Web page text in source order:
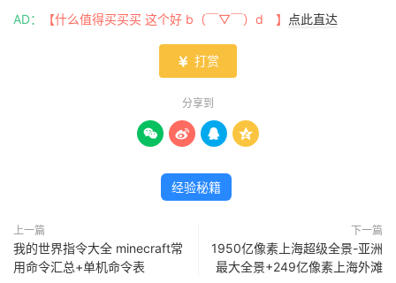
AD： 【什么值得买买买 这个好 b（￣▽￣）d 】 点此直达
 打赏
分享到
   
经验秘籍
上一篇
我的世界指令大全 minecraft常
用命令汇总+单机命令表
下一篇
1950亿像素上海超级全景-亚洲
最大全景+249亿像素上海外滩